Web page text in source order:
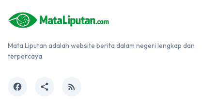
Mata Liputan adalah website berita dalam negeri lengkap dan
terpercaya
facebook share rss_feed